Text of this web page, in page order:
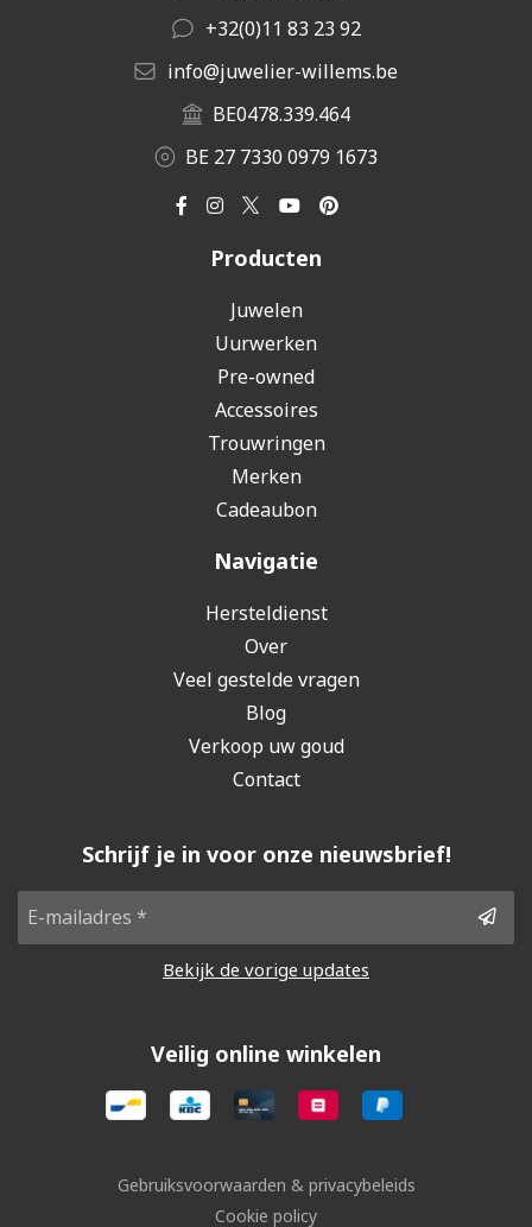
+32(0)11 83 23 92
info@juwelier-willems.be
BE0478.339.464
BE 27 7330 0979 1673
Producten
Juwelen
Uurwerken
Pre-owned
Accessoires
Trouwringen
Merken
Cadeaubon
Navigatie
Hersteldienst
Over
Veel gestelde vragen
Blog
Verkoop uw goud
Contact
Schrijf je in voor onze nieuwsbrief!
Bekijk de vorige updates
Veilig online winkelen
Gebruiksvoorwaarden & privacybeleids
Cookie policy